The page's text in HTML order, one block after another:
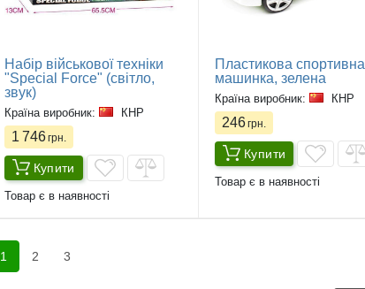
Набір військової техніки
"Special Force" (світло,
звук)
Країна виробник: КНР
1 746грн.
Купити
Товар є в наявності
Пластикова спортивна
машинка, зелена
Країна виробник: КНР
246грн.
Купити
Товар є в наявності
1 2 3